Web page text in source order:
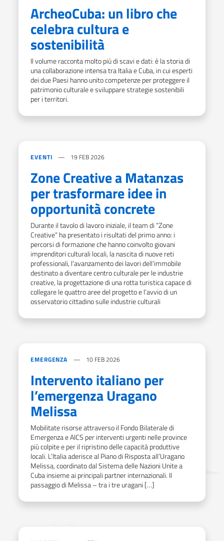
ArcheoCuba: un libro che
celebra cultura e
sostenibilità
Il volume racconta molto più di scavi e dati: è la storia di
una collaborazione intensa tra Italia e Cuba, in cui esperti
dei due Paesi hanno unito competenze per proteggere il
patrimonio culturale e sviluppare strategie sostenibili
per i territori.
EVENTI 19 FEB 2026
Zone Creative a Matanzas
per trasformare idee in
opportunità concrete
Durante il tavolo di lavoro iniziale, il team di “Zone
Creative” ha presentato i risultati del primo anno: i
percorsi di formazione che hanno coinvolto giovani
imprenditori culturali locali, la nascita di nuove reti
professionali, l’avanzamento dei lavori dell’immobile
destinato a diventare centro culturale per le industrie
creative, la progettazione di una rotta turistica capace di
collegare le quattro aree del progetto e l’avvio di un
osservatorio cittadino sulle industrie culturali
EMERGENZA 10 FEB 2026
Intervento italiano per
l’emergenza Uragano
Melissa
Mobilitate risorse attraverso il Fondo Bilaterale di
Emergenza e AICS per interventi urgenti nelle province
più colpite e per il ripristino delle capacità produttive
locali. L’Italia aderisce al Piano di Risposta all’Uragano
Melissa, coordinato dal Sistema delle Nazioni Unite a
Cuba insieme ai principali partner internazionali. Il
passaggio di Melissa – tra i tre uragani […]